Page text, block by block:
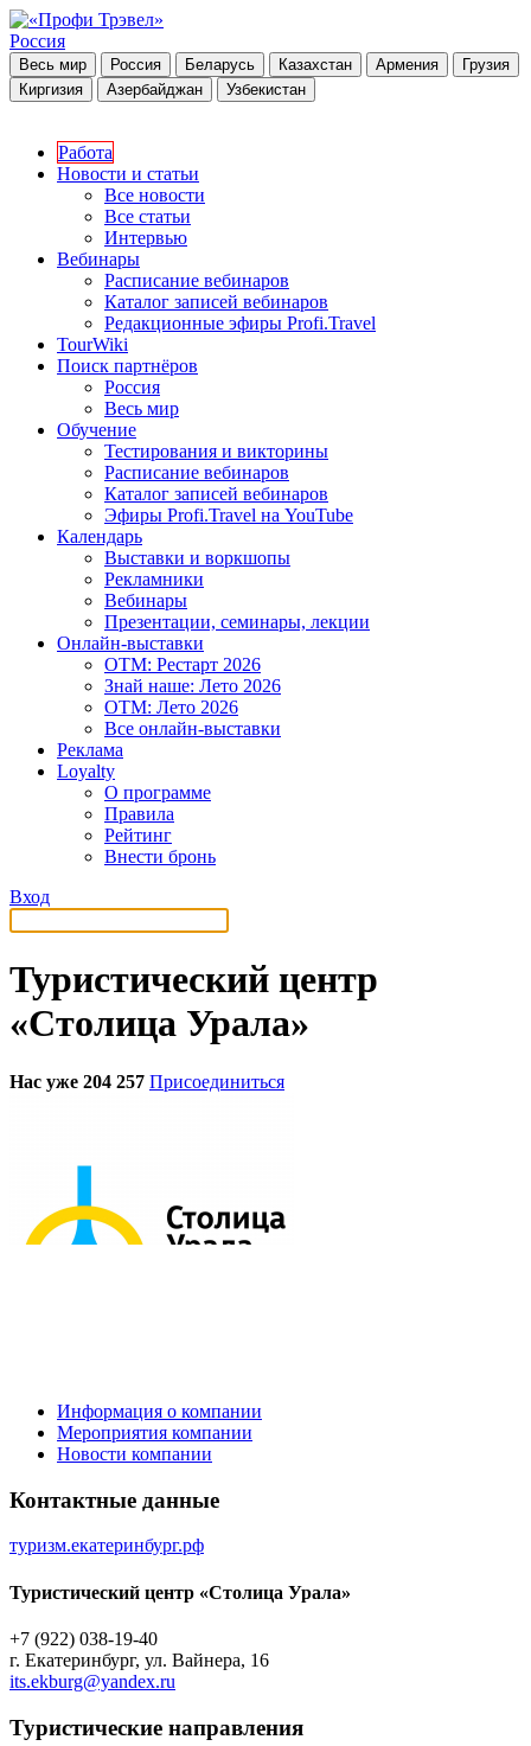
Россия
Весь мир Россия Беларусь Казахстан Армения
Грузия
Киргизия
Азербайджан Узбекистан
Работа
Новости и статьи
Все новости
Все статьи
Интервью
Вебинары
Расписание вебинаров
Каталог записей вебинаров
Редакционные эфиры Profi.Travel
TourWiki
Поиск партнёров
Россия
Весь мир
Обучение
Тестирования и викторины
Расписание вебинаров
Каталог записей вебинаров
Эфиры Profi.Travel на YouTube
Календарь
Выставки и воркшопы
Рекламники
Вебинары
Презентации, семинары, лекции
Онлайн-выставки
OTM: Рестарт 2026
Знай наше: Лето 2026
OTM: Лето 2026
Все онлайн-выставки
Реклама
Loyalty
О программе
Правила
Рейтинг
Внести бронь
Вход
Туристический центр
«Столица Урала»
Нас уже 204 257 Присоединиться
Информация о компании
Мероприятия компании
Новости компании
Контактные данные
туризм.екатеринбург.рф
Туристический центр «Столица Урала»
+7 (922) 038-19-40
г. Екатеринбург, ул. Вайнера, 16
its.ekburg@yandex.ru
Туристическиe направления